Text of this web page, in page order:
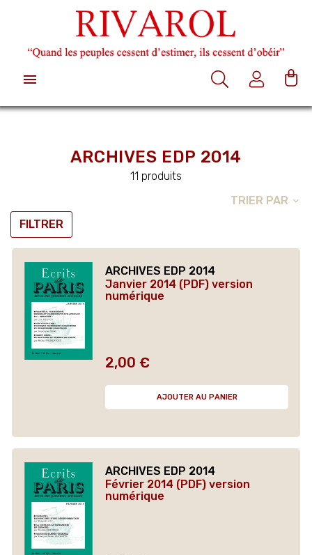

ARCHIVES EDP 2014
11 produits
FILTRER
TRIER PAR expand_more
ARCHIVES EDP 2014
Janvier 2014 (PDF) version
numérique
Prix
2,00 €
AJOUTER AU PANIER
ARCHIVES EDP 2014
Février 2014 (PDF) version
numérique